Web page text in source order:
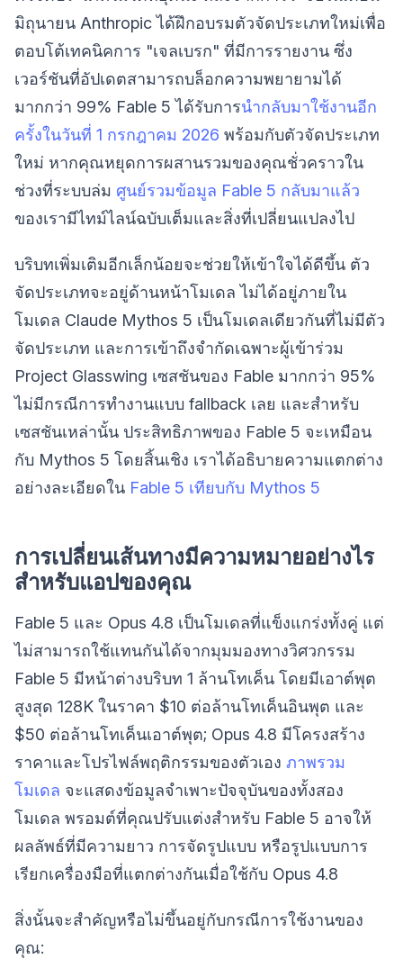
มิถุนายน Anthropic ได้ฝึกอบรมตัวจัดประเภทใหม่เพื่อ
ตอบโต้เทคนิคการ "เจลเบรก" ที่มีการรายงาน ซึ่ง
เวอร์ชันที่อัปเดตสามารถบล็อกความพยายามได้
มากกว่า 99% Fable 5 ได้รับการนำกลับมาใช้งานอีก
ครั้งในวันที่ 1 กรกฎาคม 2026 พร้อมกับตัวจัดประเภท
ใหม่ หากคุณหยุดการผสานรวมของคุณชั่วคราวใน
ช่วงที่ระบบล่ม ศูนย์รวมข้อมูล Fable 5 กลับมาแล้ว
ของเรามีไทม์ไลน์ฉบับเต็มและสิ่งที่เปลี่ยนแปลงไป
บริบทเพิ่มเติมอีกเล็กน้อยจะช่วยให้เข้าใจได้ดีขึ้น ตัว
จัดประเภทจะอยู่ด้านหน้าโมเดล ไม่ได้อยู่ภายใน
โมเดล Claude Mythos 5 เป็นโมเดลเดียวกันที่ไม่มีตัว
จัดประเภท และการเข้าถึงจำกัดเฉพาะผู้เข้าร่วม
Project Glasswing เซสชันของ Fable มากกว่า 95%
ไม่มีกรณีการทำงานแบบ fallback เลย และสำหรับ
เซสชันเหล่านั้น ประสิทธิภาพของ Fable 5 จะเหมือน
กับ Mythos 5 โดยสิ้นเชิง เราได้อธิบายความแตกต่าง
อย่างละเอียดใน Fable 5 เทียบกับ Mythos 5
การเปลี่ยนเส้นทางมีความหมายอย่างไร
สำหรับแอปของคุณ
Fable 5 และ Opus 4.8 เป็นโมเดลที่แข็งแกร่งทั้งคู่ แต่
ไม่สามารถใช้แทนกันได้จากมุมมองทางวิศวกรรม
Fable 5 มีหน้าต่างบริบท 1 ล้านโทเค็น โดยมีเอาต์พุต
สูงสุด 128K ในราคา $10 ต่อล้านโทเค็นอินพุต และ
$50 ต่อล้านโทเค็นเอาต์พุต; Opus 4.8 มีโครงสร้าง
ราคาและโปรไฟล์พฤติกรรมของตัวเอง ภาพรวม
โมเดล จะแสดงข้อมูลจำเพาะปัจจุบันของทั้งสอง
โมเดล พรอมต์ที่คุณปรับแต่งสำหรับ Fable 5 อาจให้
ผลลัพธ์ที่มีความยาว การจัดรูปแบบ หรือรูปแบบการ
เรียกเครื่องมือที่แตกต่างกันเมื่อใช้กับ Opus 4.8
สิ่งนั้นจะสำคัญหรือไม่ขึ้นอยู่กับกรณีการใช้งานของ
คุณ: